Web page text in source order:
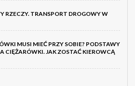
RZECZY. TRANSPORT DROGOWY W
MUSI MIEĆ PRZY SOBIE? PODSTAWY
CIĘŻARÓWKI. JAK ZOSTAĆ KIEROWCĄ